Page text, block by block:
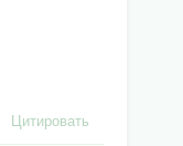
Цитировать